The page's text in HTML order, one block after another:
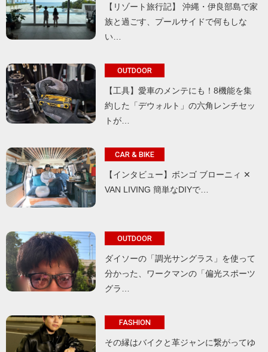
【リゾート旅行記】 沖縄・伊良部島で家
族と過ごす、プールサイドで何もしな
い…
OUTDOOR
【工具】愛車のメンテにも！8機能を集
約した「デウォルト」の六角レンチセッ
トが…
CAR & BIKE
【インタビュー】ボンゴ ブローニィ ✕
VAN LIVING 簡単なDIYで…
OUTDOOR
ダイソーの「調光サングラス」を使って
分かった、ワークマンの「偏光スポーツ
グラ…
FASHION
その縁はバイクと革ジャンに繋がってゆ